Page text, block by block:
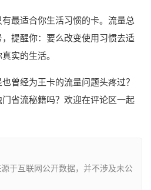
最适合你生活习惯的卡。流量总
提醒你：要么改变使用习惯去适
实的生活。
曾经为王卡的流量问题头疼过？
省流秘籍吗？欢迎在评论区一起
于互联网公开数据，并不涉及未公